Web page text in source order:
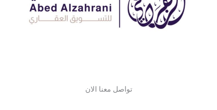
تواصل معنا الان